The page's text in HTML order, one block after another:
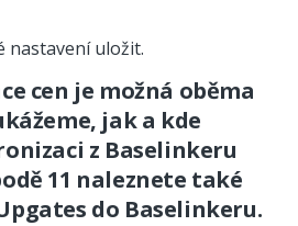
nastavení uložit.
cen je možná oběma
jak a kde
z Baselinkeru
11 naleznete také
do Baselinkeru.